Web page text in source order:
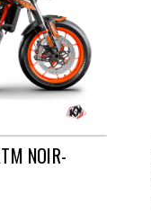
NOIR-